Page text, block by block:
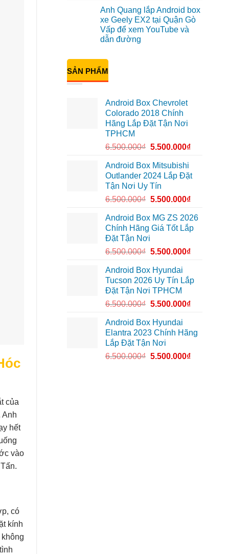
của
Anh
hết
vào
có
kính
Thủ
Đức
cần
ánh
sáng
tốt
Camera
hành
trình
ô
tô
Suzuki
Quận
12
để
ghi
cung
đường
bình
luận
ở
Anh
Kiên
lắp
cho
Geely
tại
xem
Youtube
Anh Quang lắp Android box
xe Geely EX2 tại Quận Gò
Vấp để xem YouTube và
dẫn đường
bình
luận
ở
Anh
Android
box
Geely
EX2
Quận
Gò
xem
YouTube
dẫn
đường
SẢN PHẨM
Android Box Chevrolet
Colorado 2018 Chính
Hãng Lắp Đặt Tận Nơi
TPHCM
6.500.000₫ 5.500.000₫
Android Box Mitsubishi
Outlander 2024 Lắp Đặt
Tận Nơi Uy Tín
6.500.000₫ 5.500.000₫
Android Box MG ZS 2026
Chính Hãng Giá Tốt Lắp
Đặt Tận Nơi
6.500.000₫ 5.500.000₫
Android Box Hyundai
Tucson 2026 Uy Tín Lắp
Đặt Tận Nơi TPHCM
6.500.000₫ 5.500.000₫
Android Box Hyundai
Elantra 2023 Chính Hãng
Lắp Đặt Tận Nơi
6.500.000₫ 5.500.000₫